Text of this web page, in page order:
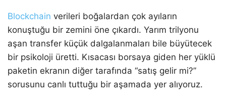
Blockchain verileri boğalardan çok ayıların
konuştuğu bir zemini öne çıkardı. Yarım trilyonu
aşan transfer küçük dalgalanmaları bile büyütecek
bir psikoloji üretti. Kısacası borsaya giden her yüklü
paketin ekranın diğer tarafında “satış gelir mi?”
sorusunu canlı tuttuğu bir aşamada yer alıyoruz.